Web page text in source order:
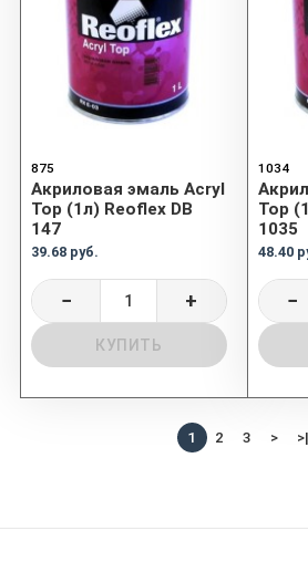
875
Акриловая эмаль Acryl
Top (1л) Reoflex DB
147
39.68 руб.
− +
КУПИТЬ
1034
Top
1035
48.40
−
1 2 3 > >|